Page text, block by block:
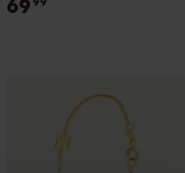
69 99